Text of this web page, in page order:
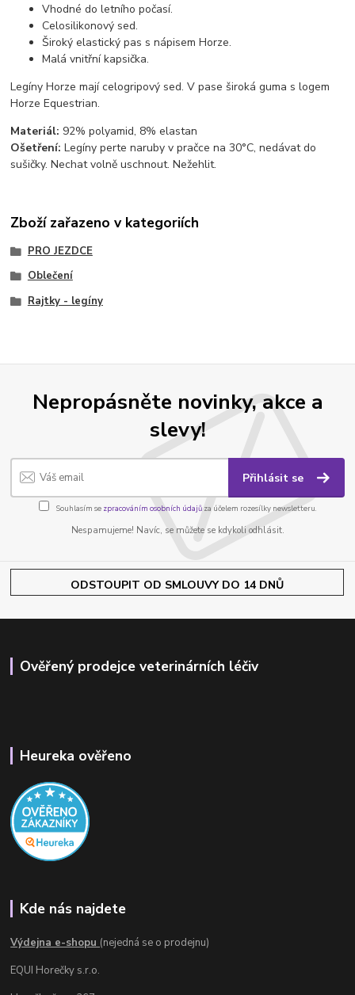
Vhodné do letního počasí.
Celosilikonový sed.
Široký elastický pas s nápisem Horze.
Malá vnitřní kapsička.
Legíny Horze mají celogripový sed. V pase široká guma s logem
Horze Equestrian.
Materiál: 92% polyamid, 8% elastan
Ošetření: Legíny perte naruby v pračce na 30°C, nedávat do
sušičky. Nechat volně uschnout. Nežehlit.
Zboží zařazeno v kategoriích
PRO JEZDCE
Oblečení
Rajtky - legíny
Nepropásněte novinky, akce a
slevy!
Přihlásit se
Souhlasím se zpracováním osobních údajůza účelem rozesílky newsletteru.
Nespamujeme! Navíc, se můžete se kdykoli odhlásit.
ODSTOUPIT OD SMLOUVY DO 14 DNŮ
Ověřený prodejce veterinárních léčiv
Heureka ověřeno
Kde nás najdete
Výdejna e-shopu (nejedná se o prodejnu)
EQUI Horečky s.r.o.